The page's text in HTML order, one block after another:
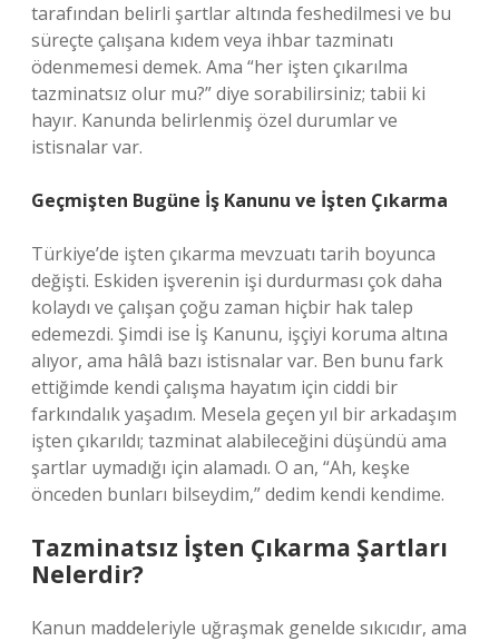
tarafından belirli şartlar altında feshedilmesi ve bu
süreçte çalışana kıdem veya ihbar tazminatı
ödenmemesi demek. Ama “her işten çıkarılma
tazminatsız olur mu?” diye sorabilirsiniz; tabii ki
hayır. Kanunda belirlenmiş özel durumlar ve
istisnalar var.
Geçmişten Bugüne İş Kanunu ve İşten Çıkarma
Türkiye’de işten çıkarma mevzuatı tarih boyunca
değişti. Eskiden işverenin işi durdurması çok daha
kolaydı ve çalışan çoğu zaman hiçbir hak talep
edemezdi. Şimdi ise İş Kanunu, işçiyi koruma altına
alıyor, ama hâlâ bazı istisnalar var. Ben bunu fark
ettiğimde kendi çalışma hayatım için ciddi bir
farkındalık yaşadım. Mesela geçen yıl bir arkadaşım
işten çıkarıldı; tazminat alabileceğini düşündü ama
şartlar uymadığı için alamadı. O an, “Ah, keşke
önceden bunları bilseydim,” dedim kendi kendime.
Tazminatsız İşten Çıkarma Şartları
Nelerdir?
Kanun maddeleriyle uğraşmak genelde sıkıcıdır, ama